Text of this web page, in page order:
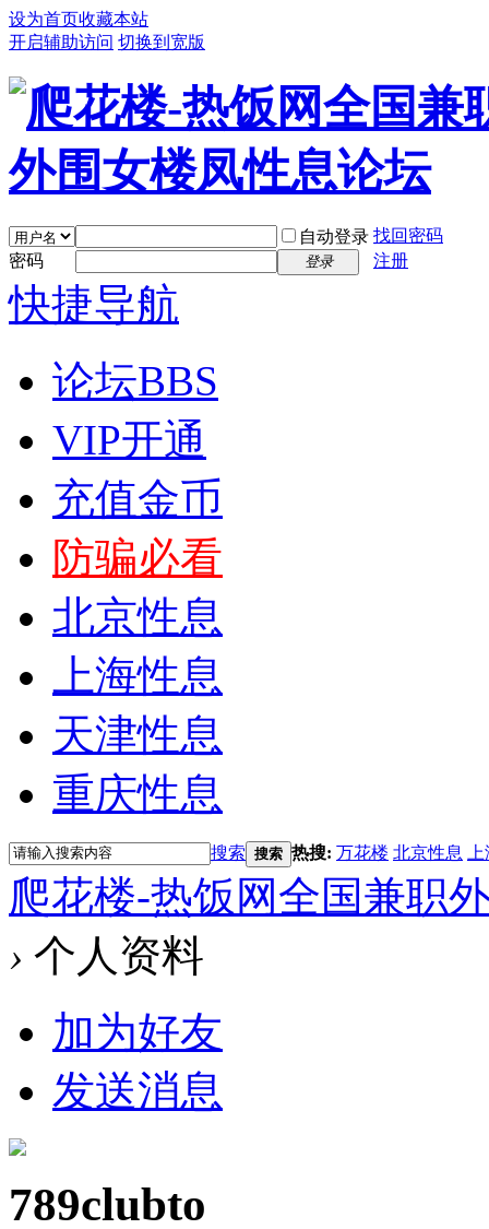
设为首页收藏本站
开启辅助访问 切换到宽版
自动登录 找回密码
密码
登录 注册
快捷导航
论坛BBS
VIP开通
充值金币
防骗必看
北京性息
上海性息
天津性息
重庆性息
搜索 搜索 热搜: 万花楼 北京性息
爬花楼-热饭网全国兼职
› 个人资料
加为好友
发送消息
789clubto